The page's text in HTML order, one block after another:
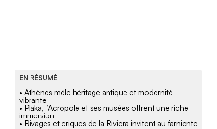
EN RÉSUMÉ
• Athènes mêle héritage antique et modernité
vibrante
• Plaka, l’Acropole et ses musées offrent une riche
immersion
• Rivages et criques de la Riviera invitent au farniente